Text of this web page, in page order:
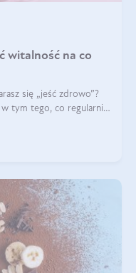
witalność na co
się „jeść zdrowo”?
tym tego, co regularnie